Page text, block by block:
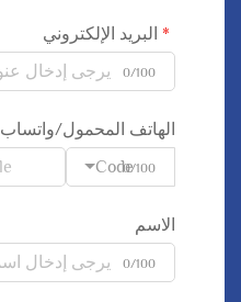
البريد الإلكتروني
0/100
الهاتف المحمول/واتساب
Code0/100
الاسم
0/100